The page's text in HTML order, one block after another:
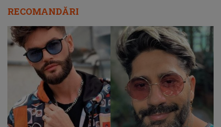
RECOMANDĂRI